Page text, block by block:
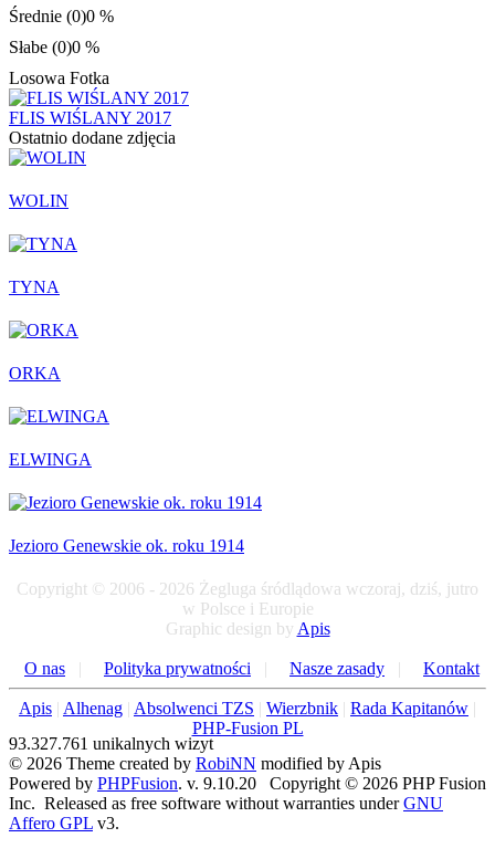
Średnie (0)0 %
Słabe (0)0 %
Losowa Fotka
FLIS WIŚLANY 2017
Ostatnio dodane zdjęcia
WOLIN
TYNA
ORKA
ELWINGA
Jezioro Genewskie ok. roku 1914
Copyright © 2006 - 2026 Żegluga śródlądowa wczoraj, dziś, jutro
w Polsce i Europie
Graphic design by Apis
O nas | Polityka prywatności | Nasze zasady | Kontakt
Apis | Alhenag | Absolwenci TZS | Wierzbnik | Rada Kapitanów |
PHP-Fusion PL
93.327.761 unikalnych wizyt
© 2026 Theme created by RobiNN modified by Apis
Powered by PHPFusion. v. 9.10.20 Copyright © 2026 PHP Fusion
Inc. Released as free software without warranties underGNU
Affero GPL v3.